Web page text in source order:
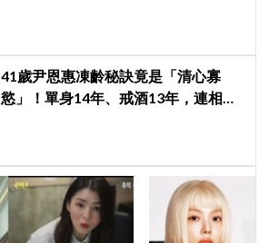
41歲尹恩惠凍齡秘訣竟是「清心寡
慾」！單身14年、戒酒13年，連相親